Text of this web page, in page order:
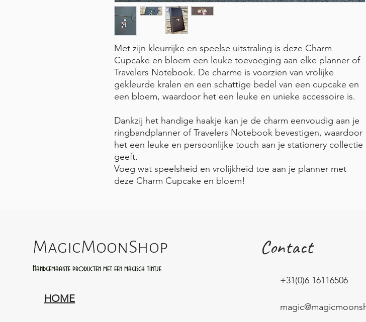
Met zijn kleurrijke en speelse uitstraling is deze Charm
Cupcake en bloem een leuke toevoeging aan elke planner of
Travelers Notebook. De charme is voorzien van vrolijke
gekleurde kralen en een schattige bedel van een cupcake en
een bloem, waardoor het een leuke en unieke accessoire is.
Dankzij het handige haakje kan je de charm eenvoudig aan je
ringbandplanner of Travelers Notebook bevestigen, waardoor
het een leuke en persoonlijke touch aan je stationery collectie
geeft.
Voeg wat speelsheid en vrolijkheid toe aan je planner met
deze Charm Cupcake en bloem!
MagicMoonShop
Handgemaakte producten met een magisch tintje
HOME
Contact
+31(0)6 16116506